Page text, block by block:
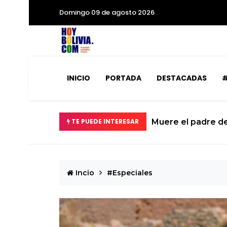
Domingo 09 de agosto 2026
INICIO PORTADA DESTACADAS
TE PUEDE INTERESAR Muere el padre de
Incio #Especiales